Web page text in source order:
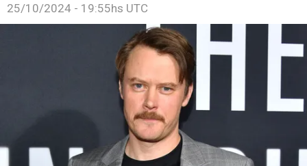
25/10/2024 - 19:55hs UTC